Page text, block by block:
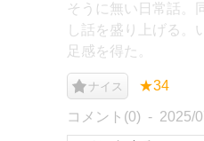
そうに無い日常話。
し話を盛り上げる。
足感を得た。
ナイス ★34
コメント(0) 2025/